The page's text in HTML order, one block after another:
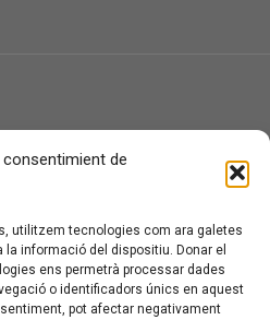
de
utilitzem tecnologies com ara galetes
informació del dispositiu. Donar el
ens permetrà processar dades
o identificadors únics en aquest
pot afectar negativament
DE DADES